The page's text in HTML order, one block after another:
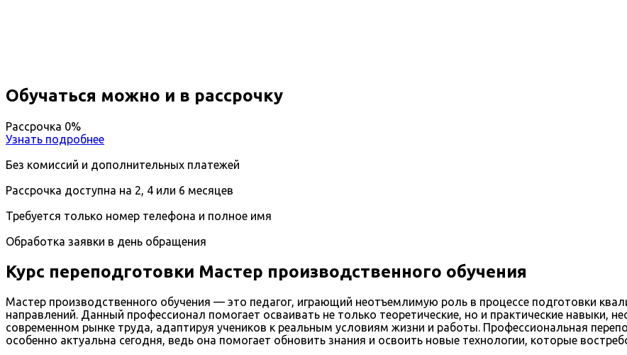
Обучаться можно и в рассрочку
Рассрочка 0%
Узнать подробнее
Без комиссий и дополнительных платежей
Рассрочка доступна на 2, 4 или 6 месяцев
Требуется только номер телефона и полное имя
Обработка заявки в день обращения
Курс переподготовки Мастер производственного обучения
Мастер производственного обучения — это педагог, играющий неотъемлимую роль в процессе подготовки
направлений. Данный профессионал помогает осваивать не только теоретические, но и практические навыки,
современном рынке труда, адаптируя учеников к реальным условиям жизни и работы. Профессиональная
особенно актуальна сегодня, ведь она помогает обновить знания и освоить новые технологии, которые